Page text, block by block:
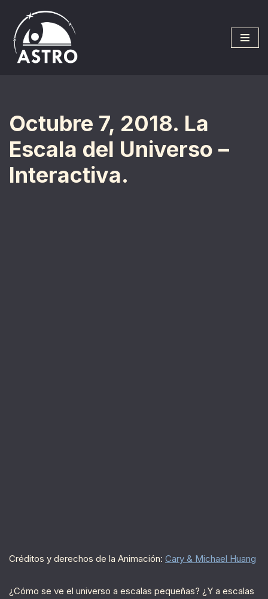
Saltar
al
contenido
Octubre 7, 2018. La
Escala del Universo –
Interactiva.
Créditos y derechos de la Animación: Cary & Michael Huang
¿Cómo se ve el universo a escalas pequeñas? ¿Y a escalas